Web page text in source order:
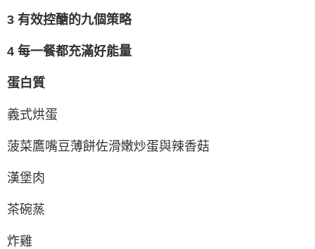
3 有效控醣的九個策略
4 每一餐都充滿好能量
蛋白質
義式烘蛋
菠菜鷹嘴豆薄餅佐滑嫩炒蛋與辣香菇
漢堡肉
茶碗蒸
炸雞